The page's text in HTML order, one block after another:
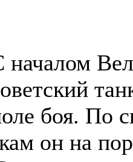
началом
боя. По
он на